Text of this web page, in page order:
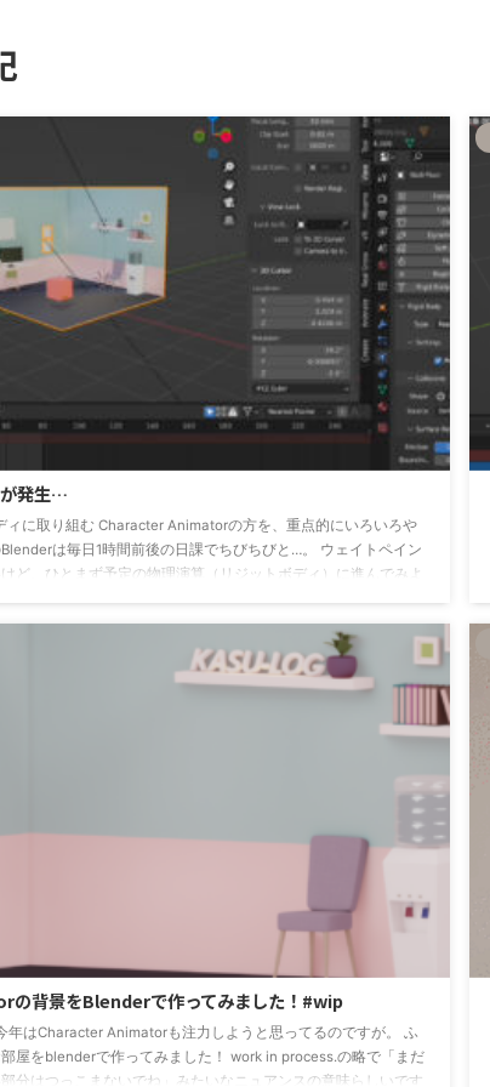
発生…
ィに取り組む Character Animatorの方を、重点的にいろいろや
は毎日1時間前後の日課でちびちびと…。 ウェイトペイン
ど、ひとまず予定の物理演算（リジットボディ）に進んでみよ
ードやらも作り込んだりしてたので、増改築でカオスになった
内がカオスになってるんですかね… 焦らず、ちびちびと ...
背景をBlenderで作ってみました！#wip
年はCharacter Animatorも注力しようと思ってるのですが。 ふ
屋をblenderで作ってみました！ work in process.の略で「まだ
分はつっこまないでね」みたいなニュアンスの意味らしいです